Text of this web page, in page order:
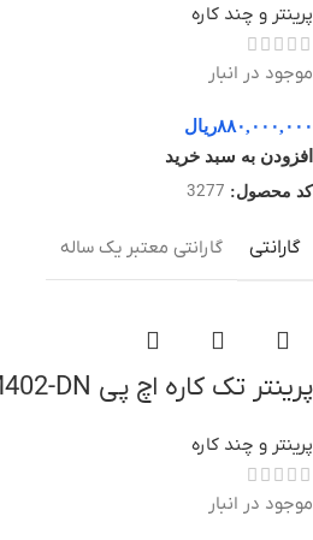
پرینتر و چند کاره
موجود در انبار
۸۸۰,۰۰۰,۰۰۰ریال
افزودن به سبد خرید
کد محصول: 3277
گارانتی گارانتی معتبر یک ساله
پرینتر تک کاره اچ پی M402-DN
پرینتر و چند کاره
موجود در انبار